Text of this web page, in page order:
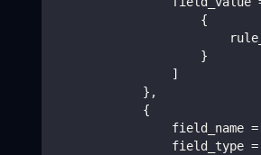
                    {
                    }
                ]
            },
            {
field_name
field_type